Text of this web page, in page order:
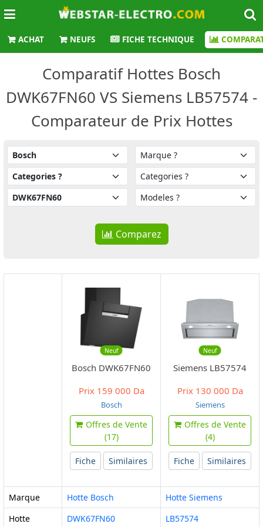
ACHAT NEUFS FICHE TECHNIQUE
Comparatif Hottes Bosch
DWK67FN60 VS Siemens LB57574 -
Comparateur de Prix Hottes
Comparez
Neuf
Bosch DWK67FN60
Prix159 000 Da
Bosch
Offres de Vente
(17)
Fiche Similaires
Neuf
Siemens LB57574
Prix130 000 Da
Siemens
Offres de Vente
(4)
Fiche Similaires
Marque Hotte Bosch
Hotte Siemens
Hotte
DWK67FN60 LB57574